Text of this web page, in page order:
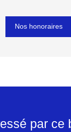
Nos honoraires
par ce